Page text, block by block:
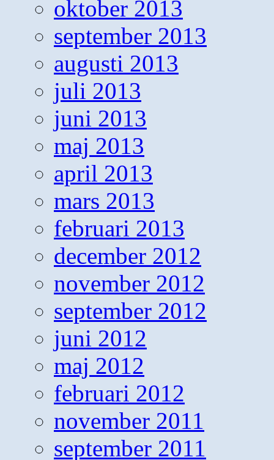
oktober 2013
september 2013
augusti 2013
juli 2013
juni 2013
maj 2013
april 2013
mars 2013
februari 2013
december 2012
november 2012
september 2012
juni 2012
maj 2012
februari 2012
november 2011
september 2011